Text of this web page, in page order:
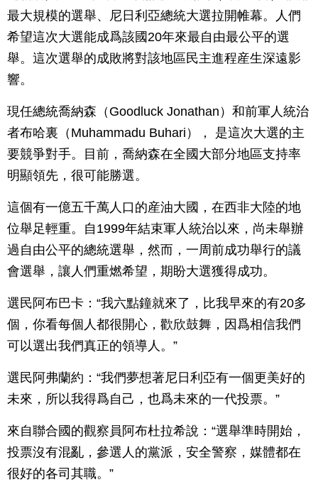
最大規模的選舉、尼日利亞總統大選拉開帷幕。人們
希望這次大選能成爲該國20年來最自由最公平的選
舉。這次選舉的成敗將對該地區民主進程産生深遠影
響。
現任總統喬納森（Goodluck Jonathan）和前軍人統治
者布哈裏（Muhammadu Buhari）， 是這次大選的主
要競爭對手。目前，喬納森在全國大部分地區支持率
明顯領先，很可能勝選。
這個有一億五千萬人口的産油大國，在西非大陸的地
位舉足輕重。自1999年結束軍人統治以來，尚未舉辦
過自由公平的總統選舉，然而，一周前成功舉行的議
會選舉，讓人們重燃希望，期盼大選獲得成功。
選民阿布巴卡：“我六點鐘就來了，比我早來的有20多
個，你看每個人都很開心，歡欣鼓舞，因爲相信我們
可以選出我們真正的領導人。”
選民阿弗蘭約：“我們夢想著尼日利亞有一個更美好的
未來，所以我得爲自己，也爲未來的一代投票。”
來自聯合國的觀察員阿布杜拉希說：“選舉準時開始，
投票沒有混亂，參選人的黨派，安全警察，媒體都在
很好的各司其職。”